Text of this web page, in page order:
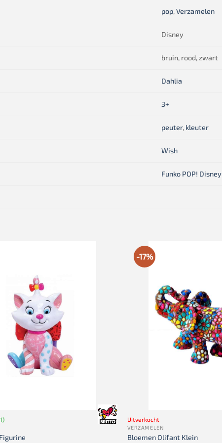
pop,Verzamelen
Disney
bruin, rood, zwart
Dahlia
3+
peuter, kleuter
Wish
Funko POP! Disney
-17%
Uitverkocht
VERZAMELEN
Bloemen Olifant Klein